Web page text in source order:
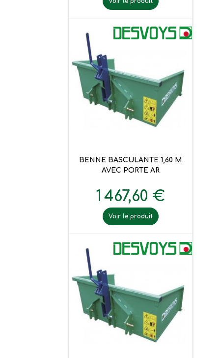
BENNE BASCULANTE 1,60 M
AVEC PORTE AR
1 467,60 €
Voir le produit